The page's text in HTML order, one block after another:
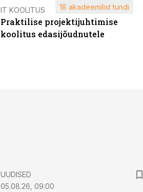
IT KOOLITUS
Praktilise projektijuhtimise
koolitus edasijõudnutele
18 akadeemilist tundi
UUDISED
05.08.26, 09:00